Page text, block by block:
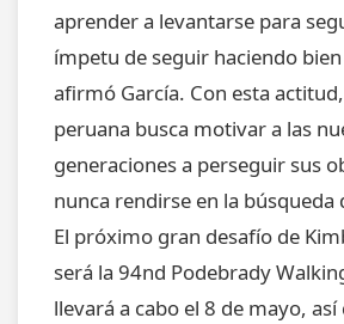
aprender a levantarse para
ímpetu de seguir haciendo bien
afirmó García. Con esta
peruana busca motivar a las
generaciones a perseguir sus
nunca rendirse en la búsqueda
El próximo gran desafío de
será la 94nd Podebrady
llevará a cabo el 8 de mayo,